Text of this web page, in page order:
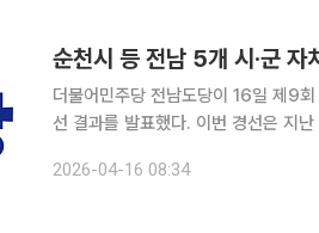
순천시 등 전남 5개 시·군 자
더불어민주당 전남도당이 16일 제9
선 결과를 발표했다. 이번 경선은 지난 14일과 15일 이틀간 치러졌다. 권리당원 선거인단 50%·안
2026-04-16 08:34